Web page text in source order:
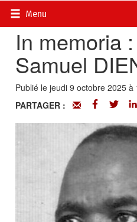
Menu
Accueil>
In memoria
Samuel
Publié le jeudi 9 octobre 2025 à
PARTAGER :